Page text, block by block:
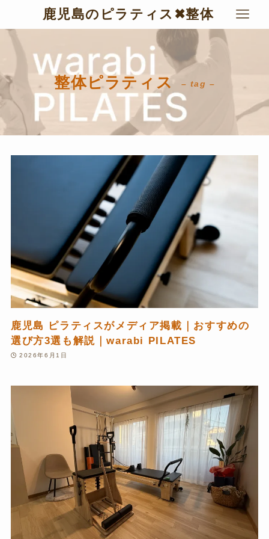
鹿児島のピラティス✖︎整体
整体ピラティス – tag –
鹿児島 ピラティスがメディア掲載｜おすすめの
選び方3選も解説｜warabi PILATES
2026年6月1日